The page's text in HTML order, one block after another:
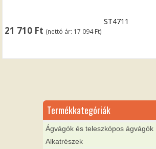
21 710 Ft (nettó ár: 17 094Ft)
ST4711
Termékkategóriák
Ágvágók és teleszkópos ágvágók
Alkatrészek